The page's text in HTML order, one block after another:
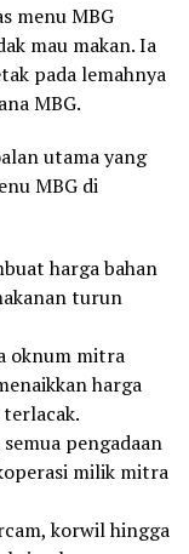
menu MBG
mau makan. Ia
pada lemahnya
MBG.
utama yang
MBG di
harga bahan
turun
oknum mitra
harga
pengadaan
milik mitra
korwil hingga